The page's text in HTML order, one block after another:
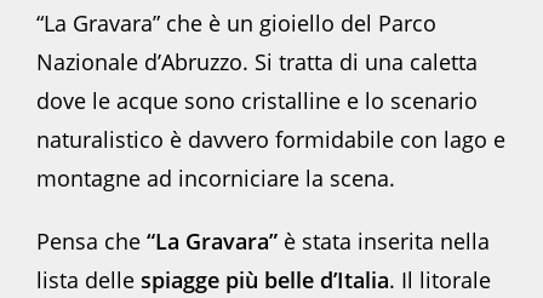
“La Gravara” che è un gioiello del Parco
Nazionale d’Abruzzo. Si tratta di una caletta
dove le acque sono cristalline e lo scenario
naturalistico è davvero formidabile con lago e
montagne ad incorniciare la scena.
Pensa che “La Gravara” è stata inserita nella
lista delle spiagge più belle d’Italia. Il litorale